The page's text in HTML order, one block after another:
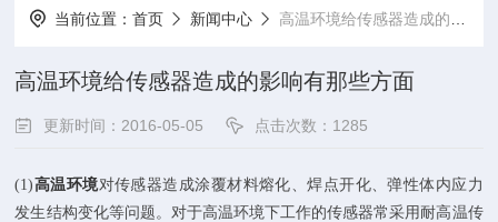
当前位置：首页 新闻中心 高温环境给传感器造成的影响有那些方面
高温环境给传感器造成的影响有那些方面
更新时间：2016-05-05 点击次数：1285
(1)高温环境对传感器造成涂覆材料熔化、焊点开化、弹性体内应力
发生结构变化等问题。对于高温环境下工作的传感器常采用耐高温传